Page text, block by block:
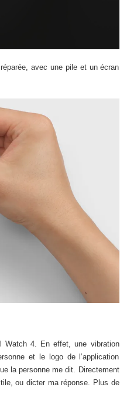
avec une pile et un écran
Watch 4. En effet, une vibration
et le logo de l’application
la personne me dit. Directement
ou dicter ma réponse. Plus de